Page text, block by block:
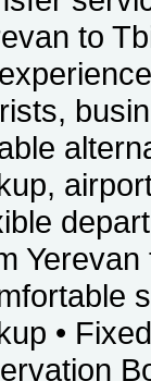
to
Yerevan
•